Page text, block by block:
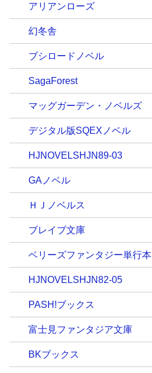
アリアンローズ
幻冬舎
ブシロードノベル
SagaForest
マッグガーデン・ノベルズ
デジタル版SQEXノベル
HJNOVELSHJN89-03
GAノベル
ＨＪノベルス
ブレイブ文庫
ベリーズファンタジー単行本
HJNOVELSHJN82-05
PASH!ブックス
富士見ファンタジア文庫
BKブックス